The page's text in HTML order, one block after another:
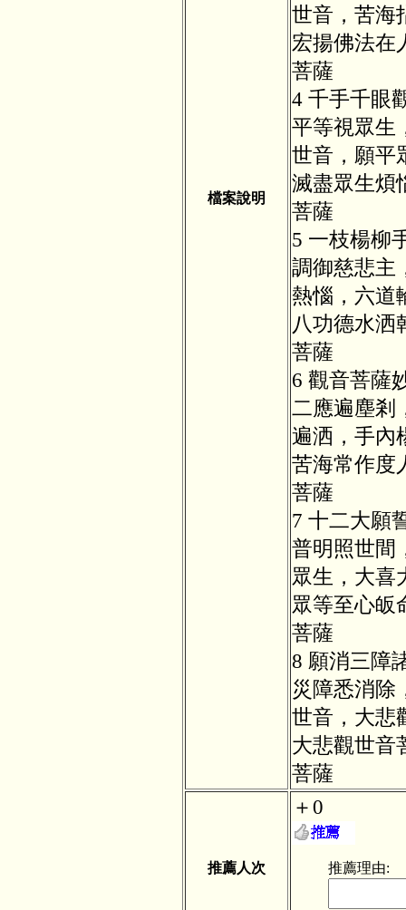
檔案說明
世音，苦海
宏揚佛法在
菩薩
4 千手千眼
平等視眾生
世音，願平
滅盡眾生煩
菩薩
5 一枝楊柳
調御慈悲主
熱惱，六道
八功德水洒
菩薩
6 觀音菩薩
二應遍塵剎
遍洒，手內
苦海常作度
菩薩
7 十二大願
普明照世間
眾生，大喜
眾等至心皈
菩薩
8 願消三障
災障悉消除
世音，大悲
大悲觀世音
菩薩
推薦人次
＋0
推薦理由: